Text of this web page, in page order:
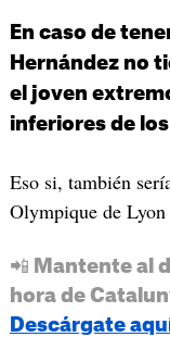
En caso de
Hernández no
el joven
inferiores de los
Eso si, también
Olympique de
📲 Mantente al
hora de
Descárgate